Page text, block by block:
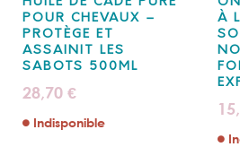
POUR CHEVAUX –
PROTÈGE ET
ASSAINIT LES
SABOTS 500ML
28,70 €
Indisponible
À